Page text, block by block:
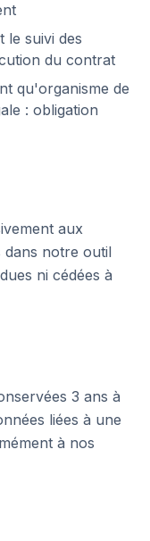
le suivi des
du contrat
qu'organisme de
: obligation
aux
dans notre outil
ni cédées à
3 ans à
liées à une
à nos